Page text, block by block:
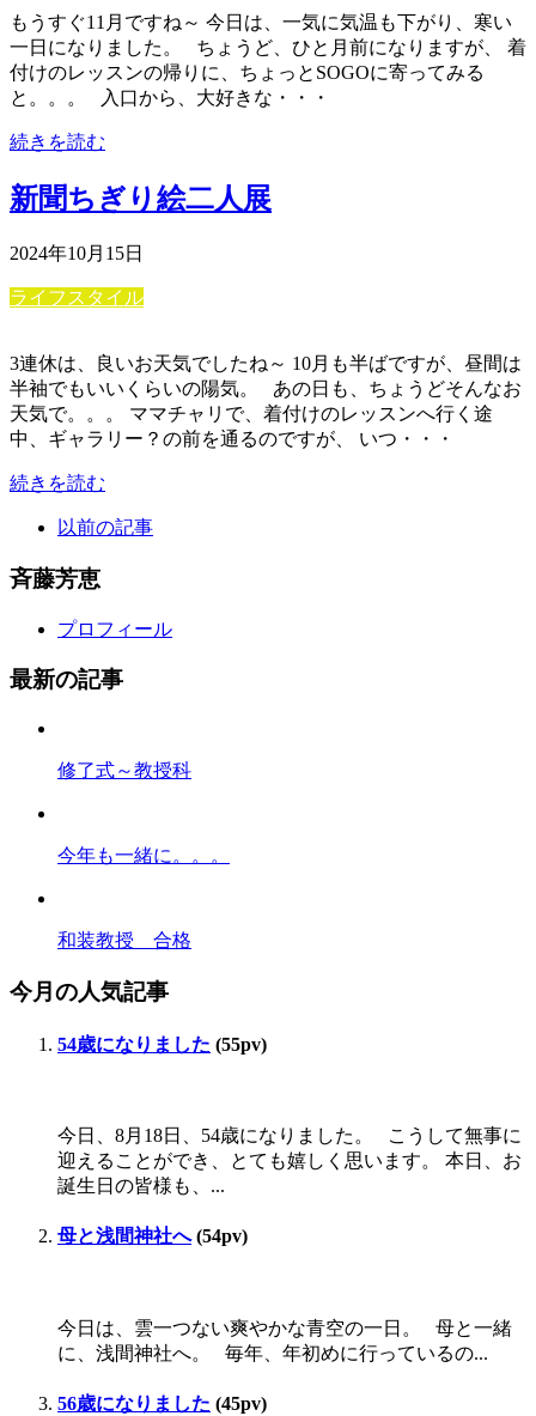
もうすぐ11月ですね～ 今日は、一気に気温も下がり、寒い
一日になりました。 ちょうど、ひと月前になりますが、 着
付けのレッスンの帰りに、ちょっとSOGOに寄ってみる
と。。。 入口から、大好きな・・・
続きを読む
新聞ちぎり絵二人展
2024年10月15日
ライフスタイル
3連休は、良いお天気でしたね～ 10月も半ばですが、昼間は
半袖でもいいくらいの陽気。 あの日も、ちょうどそんなお
天気で。。。 ママチャリで、着付けのレッスンへ行く途
中、ギャラリー？の前を通るのですが、 いつ・・・
続きを読む
以前の記事
斉藤芳恵
プロフィール
最新の記事
修了式～教授科
今年も一緒に。。。
和装教授 合格
今月の人気記事
54歳になりました (55pv)
今日、8月18日、54歳になりました。 こうして無事に
迎えることができ、とても嬉しく思います。 本日、お
誕生日の皆様も、...
母と浅間神社へ(54pv)
今日は、雲一つない爽やかな青空の一日。 母と一緒
に、浅間神社へ。 毎年、年初めに行っているの...
56歳になりました (45pv)